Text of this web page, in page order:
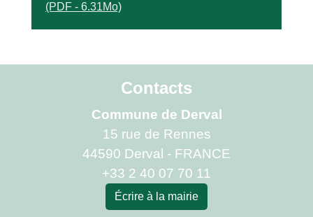
(PDF - 6.31Mo)
Contacts
Commune de Derval
15 rue de Rennes
44590 Derval - FRANCE
+33 2 40 07 70 11
Écrire à la mairie